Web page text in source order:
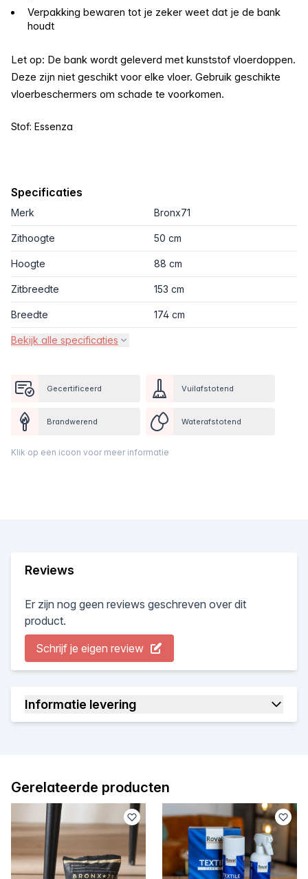
Verpakking bewaren tot je zeker weet dat je de bank
houdt
Let op: De bank wordt geleverd met kunststof vloerdoppen.
Deze zijn niet geschikt voor elke vloer. Gebruik geschikte
vloerbeschermers om schade te voorkomen.
Stof: Essenza
Specificaties
Merk Bronx71
Zithoogte 50 cm
Hoogte 88 cm
Zitbreedte 153 cm
Breedte 174 cm
Bekijk alle specificaties
Gecertificeerd Vuilafstotend
Brandwerend Waterafstotend
Klik op een icoon voor meer informatie
Reviews
Er zijn nog geen reviews geschreven over dit
product.
Schrijf je eigen review
Informatie levering
Gerelateerde producten